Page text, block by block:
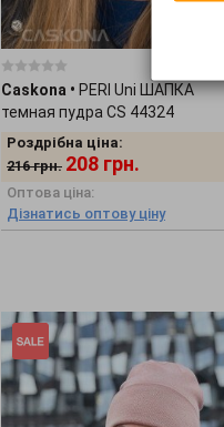
Caskona • PERI Uni ШАПКА
темная пудра CS 44324
Роздрібна ціна:
216 грн. 208 грн.
Оптова ціна:
Дізнатись оптову ціну